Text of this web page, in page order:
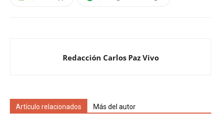
Redacción Carlos Paz Vivo
Artículo relacionados Más del autor